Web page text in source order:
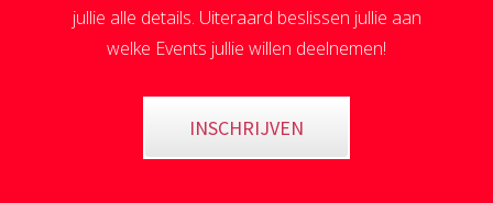
jullie alle details. Uiteraard beslissen jullie aan
welke Events jullie willen deelnemen!
INSCHRIJVEN